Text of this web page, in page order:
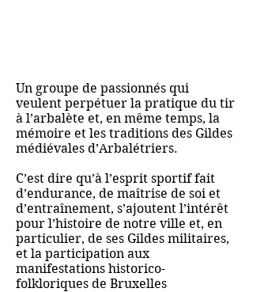
Un groupe de passionnés qui
veulent perpétuer la pratique du tir
à l’arbalète et, en même temps, la
mémoire et les traditions des Gildes
médiévales d’Arbalétriers.
C’est dire qu’à l’esprit sportif fait
d’endurance, de maîtrise de soi et
d’entraînement, s’ajoutent l’intérêt
pour l’histoire de notre ville et, en
particulier, de ses Gildes militaires,
et la participation aux
manifestations historico-
folkloriques de Bruxelles